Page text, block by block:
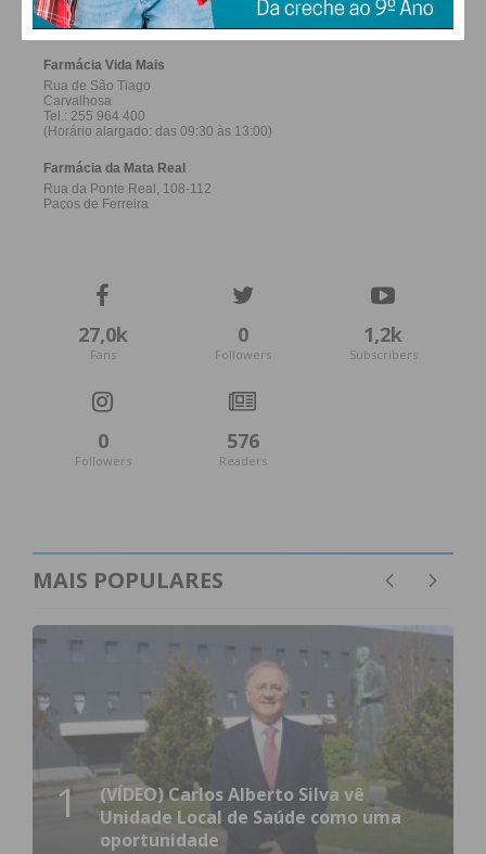
27,0k
Fans
0
Followers
1,2k
Subscribers
0
Followers
576
Readers
MAIS POPULARES
1
(VÍDEO) Carlos Alberto Silva vê
Unidade Local de Saúde como uma
oportunidade